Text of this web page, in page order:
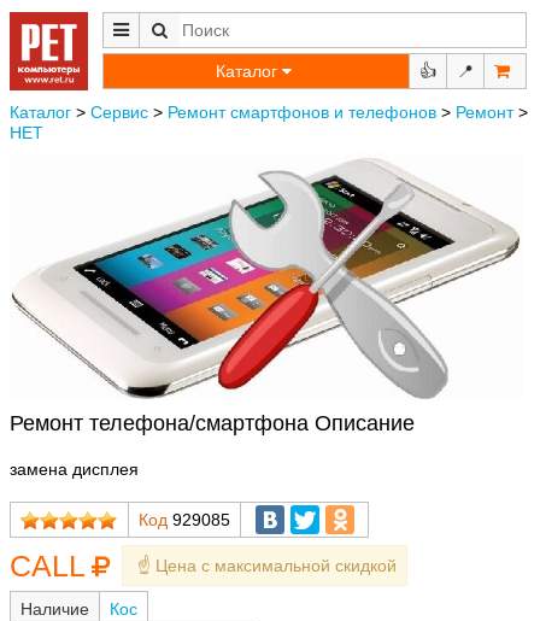
Каталог 👍 📍
Каталог > Сервис > Ремонт смартфонов и телефонов > Ремонт>
НЕТ
Ремонт телефона/смартфона Описание
замена дисплея
Код 929085
CALL ☝️ Цена с максимальной скидкой
Наличие
Кос